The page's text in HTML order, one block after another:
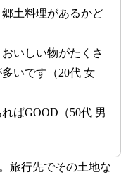
土料理があるかど
いしい物がたくさ
いです（20代 女
ばGOOD（50代 男
旅行先でその土地な